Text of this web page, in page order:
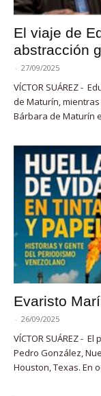
El viaje de
abstracción
- 27/09/2025
VÍCTOR SUÁREZ -
de Maturín,
Bárbara de Maturín
Evaristo
- 26/09/2025
VÍCTOR SUÁREZ -
Pedro González,
Houston, Texas. En